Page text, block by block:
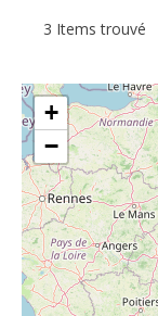
3 Items trouvé
+
−